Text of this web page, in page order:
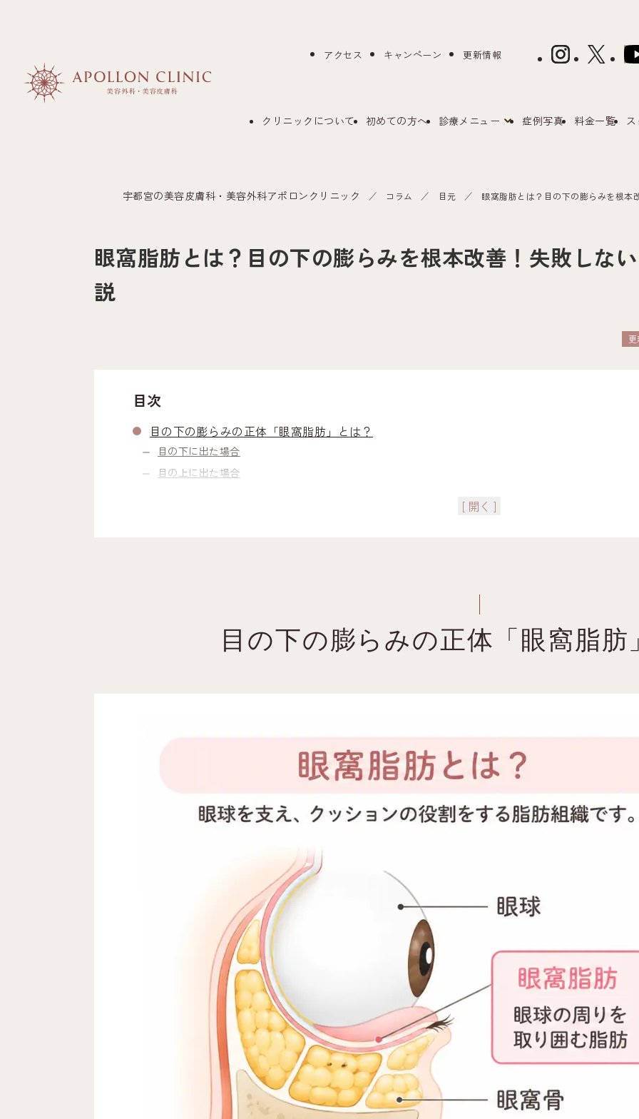
アクセス キャンペーン 更新情報
クリニックについて 初めての方へ 診療メニュー 症例写真 料金一覧
宇都宮の美容皮膚科・美容外科アポロンクリニック コラム 目元 眼窩脂肪とは？目の下の膨らみを根本
眼窩脂肪とは？目の下の膨らみを根本改善！失敗しな
説
目次
目の下の膨らみの正体「眼窩脂肪」とは？
目の下に出た場合
目の上に出た場合
後悔しないための治療法比較（メリットとデメリット）
経結膜脱脂術（目の下の切らないたるみ取り）
洗練された自然美を叶えるアポロンクリニックの約束
1.女性院長による「やりすぎない」上品なデザイン
3.上質でプライベートな空間
[ 開く ]
目の下の膨らみの正体「眼窩脂